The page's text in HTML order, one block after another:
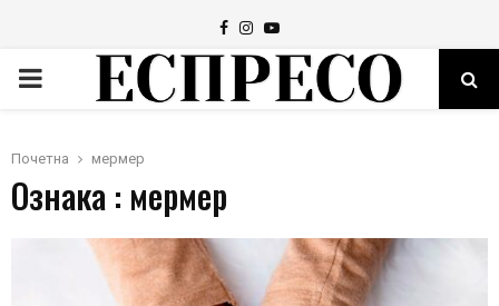
Facebook
Instagram
Youtube
PRIMARY
Почетна мермер
Ознака : мермер